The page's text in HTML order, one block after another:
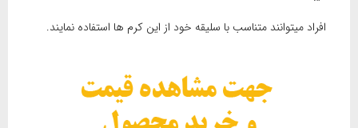
افراد میتوانند متناسب با سلیقه خود از این کرم ها استفاده نمایند.